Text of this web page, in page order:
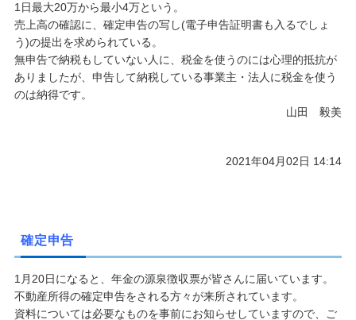
1日最大20万から最小4万という。
売上高の確認に、確定申告の写し(電子申告証明書も入るでしょ
う)の提出を求められている。
無申告で納税もしていない人に、税金を使うのには心理的抵抗が
ありましたが、申告して納税している事業主・法人に税金を使う
のは納得です。
山田 毅美
2021年04月02日 14:14
確定申告
1月20日になると、年金の源泉徴収票が皆さんに届いています。
不動産所得の確定申告をされる方々が来所されています。
資料については必要なものを事前にお知らせしていますので、ご